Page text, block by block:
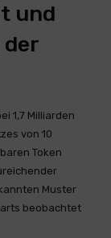
und
1,7 Milliarden
von 10
Token
Muster
beobachtet